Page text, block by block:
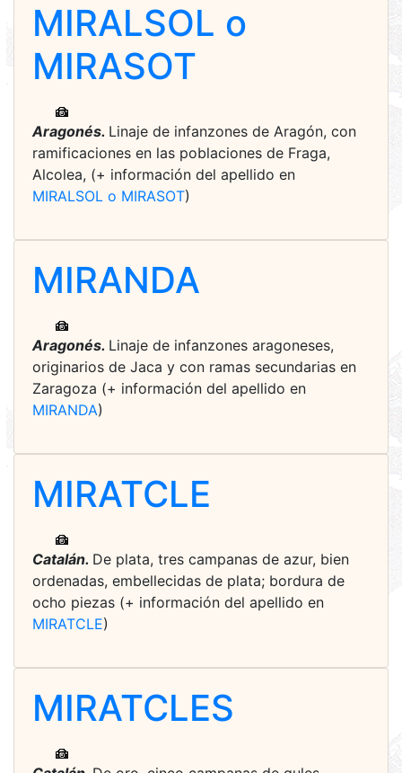
MIRALSOL o
MIRASOT
Aragonés. Linaje de infanzones de Aragón, con
ramificaciones en las poblaciones de Fraga,
Alcolea, (+ información del apellido en
MIRALSOL o MIRASOT)
MIRANDA
Aragonés. Linaje de infanzones aragoneses,
originarios de Jaca y con ramas secundarias en
Zaragoza (+ información del apellido en
MIRANDA)
MIRATCLE
Catalán. De plata, tres campanas de azur, bien
ordenadas, embellecidas de plata; bordura de
ocho piezas (+ información del apellido en
MIRATCLE)
MIRATCLES